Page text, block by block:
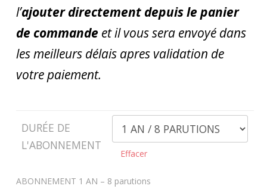
l’ajouter directement depuis le panier
de commandeet il vous sera envoyé dans
les meilleurs délais apres validation de
votre paiement.
DURÉE DE
L'ABONNEMENT
Effacer
ABONNEMENT 1 AN – 8 parutions